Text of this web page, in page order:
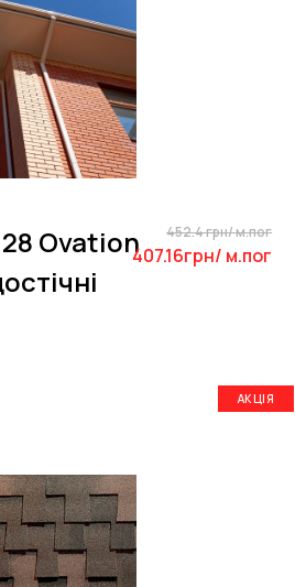
Ovation
452.4 грн/ м.пог
407.16грн/ м.пог
АКЦІЯ